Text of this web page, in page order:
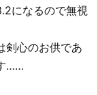
になるので無視
剣心のお供であ
……